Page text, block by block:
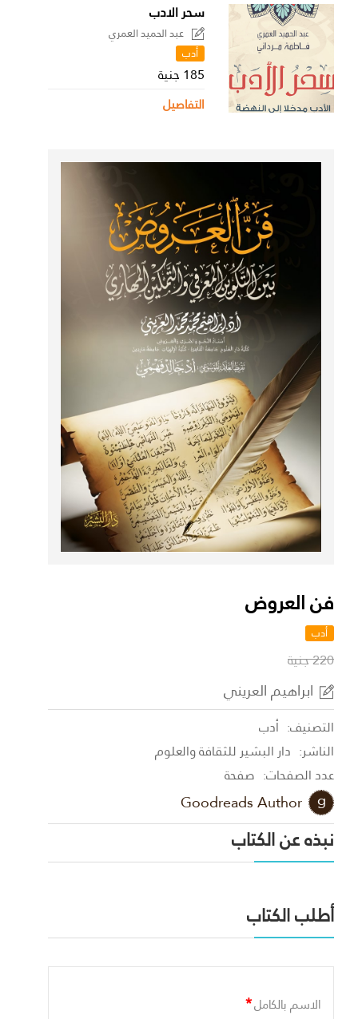
سحر الادب
عبد الحميد العمري
أدب
185 جنية
التفاصيل
فن العروض
أدب
220 جنية
ابراهيم العريني
التصنيف: أدب
الناشر: دار البشير للثقافة والعلوم
عدد الصفحات: صفحة
Goodreads Author
نبذه عن الكتاب
أطلب الكتاب
الاسم بالكامل*